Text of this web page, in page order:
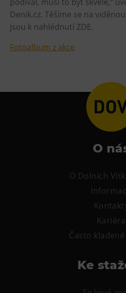
Heligonka
HopJump
Lezecká stěna
FUTUREUM
Hornické muzeum
Kavárna Velký Svět
CØKAFE Dolní Vítkovice
Denik.cz. Těšíme se na
jsou k nahlédnutí ZDE.
Fotoalbum z akce
O
O Dolních
Kariéra
Často
Ke